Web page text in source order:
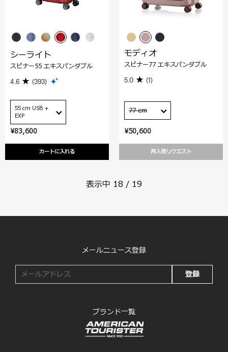
¥83,600
カートに入れる
シーライト
スピナー55 エキスパンダブル
4.6 (393)
55 cm USB +
EXP
¥50,600
再入荷リクエスト
モディオ
スピナー77 エキスパンダブル
5.0 (1)
77 cm
表示中 18 / 19
メールニュース登録
登録
ブランド一覧